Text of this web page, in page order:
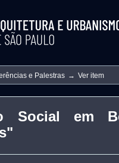
e Palestras → Ver item
Social em